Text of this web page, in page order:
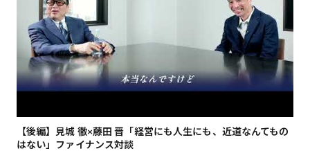
【後編】見城 徹×藤田 晋「経営にも人生にも、近道なんてもの
はない」ファイナンス対談